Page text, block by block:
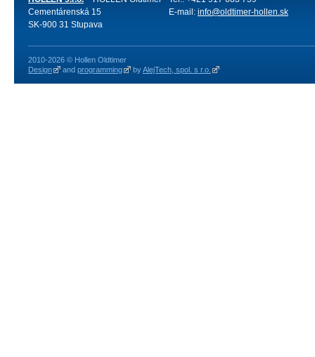
Cementárenská 15
SK-900 31 Stupava
E-mail: info@oldtimer-hollen.sk
2010-2026 © Hollen Oldtimer
Design
and programming byAlejTech, spol. s r.o.